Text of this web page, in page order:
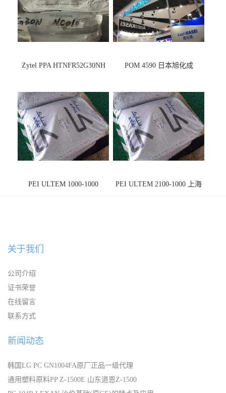
Zytel PPA HTNFR52G30NH POM 4590 日本旭化成
PEI ULTEM 1000-1000
PEI ULTEM 2100-1000 上海
关于我们
公司介绍
证书荣誉
在线留言
联系方式
新闻动态
韩国LG PC GN1004FA原厂正品一级代理
通用塑料原料PP Z-1500E 山东道恩Z-1500